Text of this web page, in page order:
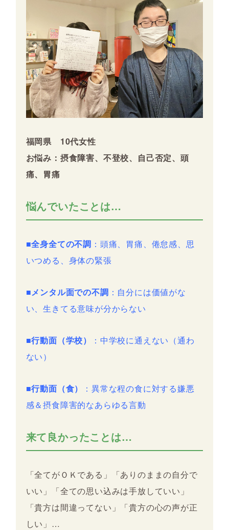
福岡県 10代女性
お悩み：摂食障害、不登校、自己否定、頭
痛、胃痛
悩んでいたことは…
■全身全ての不調 ：頭痛、胃痛、倦怠感、思
いつめる、身体の緊張
■メンタル面での不調 ：自分には価値がな
い、生きてる意味が分からない
■行動面（学校）
：中学校に通えない（通わ
ない）
■行動面（食）
：異常な程の食に対する嫌悪
感＆摂食障害的なあらゆる言動
来て良かったことは…
「全てがＯＫである」「ありのままの自分で
いい」「全ての思い込みは手放していい」
「貴方は間違ってない」「貴方の心の声が正
しい」…